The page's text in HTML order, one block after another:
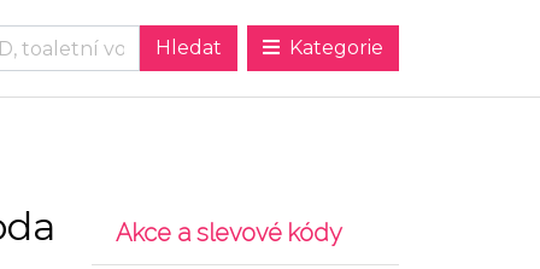
Kategorie
Akce a slevové kódy